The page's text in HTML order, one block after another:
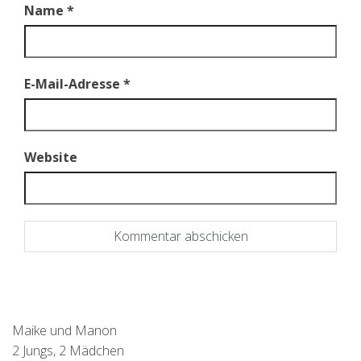
Name *
E-Mail-Adresse *
Website
Maike und Manon
2 Jungs, 2 Mädchen